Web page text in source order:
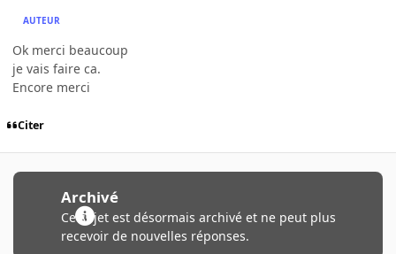
AUTEUR
Ok merci beaucoup
je vais faire ca.
Encore merci
Citer
Archivé
Ce sujet est désormais archivé et ne peut plus
recevoir de nouvelles réponses.